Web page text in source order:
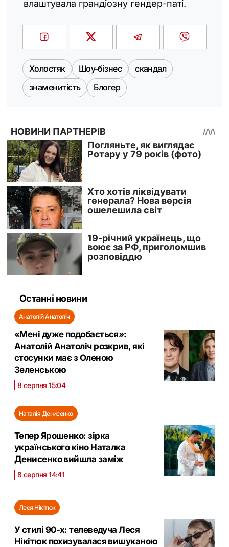
влаштувала грандіозну гендер-паті.
Холостяк Шоу-бізнес
скандал
знаменитість
Блогер
Останні новини
Анатолій Анатоліч
«Мені дуже подобається»:
Анатолій Анатоліч розкрив, які
стосунки має з Оленою
Зеленською
8 серпня 15:04
Наталія Денисенко
Тепер Ярошенко: зірка
українського кіно Наталка
Денисенко вийшла заміж
8 серпня 14:41
Леся Нікітюк
У стилі 90-х: телеведуча Леся
Нікітюк похизувалася вишуканою